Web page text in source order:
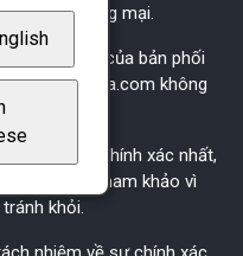
đích thương mại.
hát, tác giả của bản phối
Truongca.com không
thông tin là chính xác nhất,
thông tin tham khảo vì
khỏi.